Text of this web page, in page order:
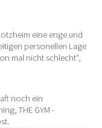
eine enge und
personellen Lage
mal nicht schlecht“,
noch ein
THE GYM -